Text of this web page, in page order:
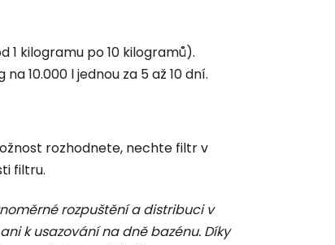
1 kilogramu po 10 kilogramů).
10.000 l jednou za 5 až 10 dní.
rozhodnete, nechte filtr v
filtru.
rozpuštění a distribuci v
k usazování na dně bazénu. Díky